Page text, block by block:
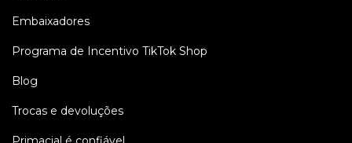
Embaixadores
Programa de Incentivo TikTok Shop
Blog
Trocas e devoluções